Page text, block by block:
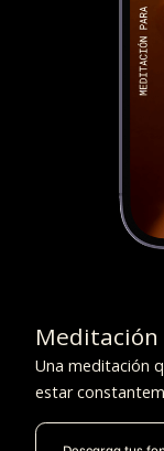
Una meditación
estar